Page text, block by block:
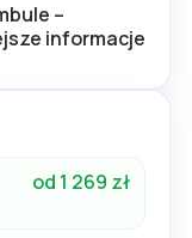
–
informacje
od 1 269 zł